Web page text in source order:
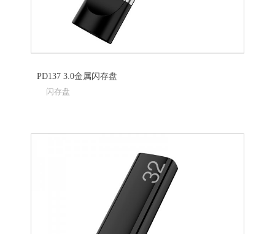
PD137 3.0金属闪存盘
闪存盘